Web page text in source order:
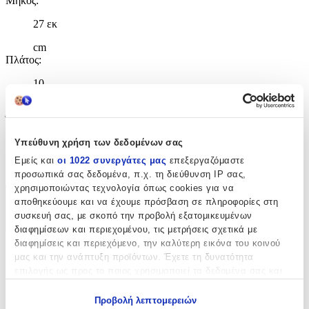
Υπεύθυνη χρήση των δεδομένων σας
Εμείς και οι 1022 συνεργάτες μας επεξεργαζόμαστε
προσωπικά σας δεδομένα, π.χ. τη διεύθυνση IP σας,
χρησιμοποιώντας τεχνολογία όπως cookies για να
αποθηκεύουμε και να έχουμε πρόσβαση σε πληροφορίες στη
συσκευή σας, με σκοπό την προβολή εξατομικευμένων
διαφημίσεων και περιεχομένου, τις μετρήσεις σχετικά με
διαφημίσεις και περιεχόμενο, την καλύτερη εικόνα του κοινού
μας και την ανάπτυξη προϊόντων. Έχετε τη δυνατότητα
Προβολή λεπτομερειών
27 εκ
cm
Πλάτος:
10
Ύψος:
33 εκ
cm
Χαρακτηριστικά
Χαρακτηριστικά